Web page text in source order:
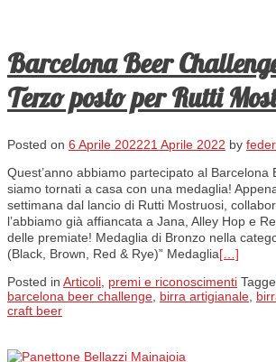
Barcelona Beer
Terzo posto per Rutti
Posted on 6 Aprile 202221 Aprile 2022 by
Quest’anno abbiamo partecipato al Barcelona
siamo tornati a casa con una medaglia!
settimana dal lancio di Rutti Mostruosi,
l’abbiamo già affiancata a Jana, Alley Hop e
delle premiate! Medaglia di Bronzo nella
(Black, Brown, Red & Rye)” Medaglia[…]
Posted in Articoli premi e riconoscimenti
barcelona beer challenge birra artigianale
craft beer